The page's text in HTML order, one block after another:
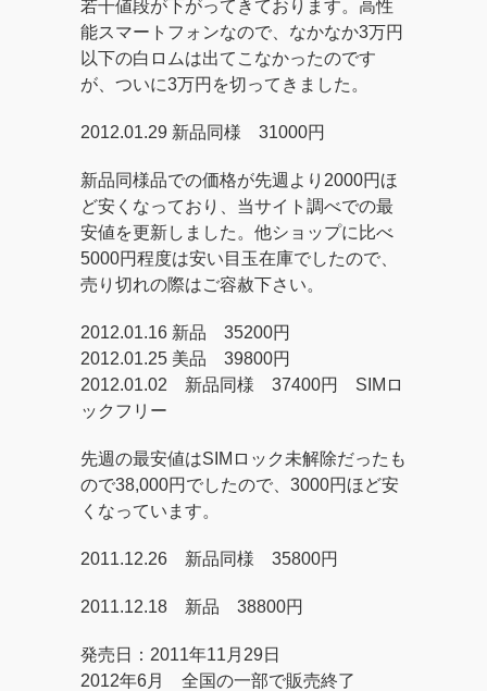
若干値段が下がってきております。高性
能スマートフォンなので、なかなか3万円
以下の白ロムは出てこなかったのです
が、ついに3万円を切ってきました。
2012.01.29 新品同様 31000円
新品同様品での価格が先週より2000円ほ
ど安くなっており、当サイト調べでの最
安値を更新しました。他ショップに比べ
5000円程度は安い目玉在庫でしたので、
売り切れの際はご容赦下さい。
2012.01.16 新品 35200円
2012.01.25 美品 39800円
2012.01.02 新品同様 37400円 SIMロ
ックフリー
先週の最安値はSIMロック未解除だったも
ので38,000円でしたので、3000円ほど安
くなっています。
2011.12.26 新品同様 35800円
2011.12.18 新品 38800円
発売日：2011年11月29日
2012年6月 全国の一部で販売終了